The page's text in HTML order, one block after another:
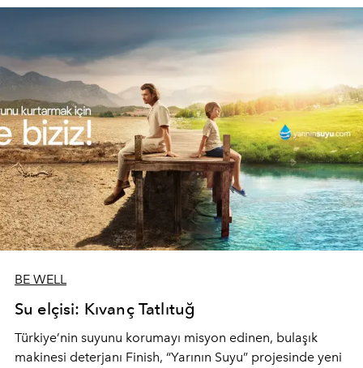
BE WELL
Su elçisi: Kıvanç Tatlıtuğ
Türkiye’nin suyunu korumayı misyon edinen, bulaşık
makinesi deterjanı Finish, “Yarının Suyu” projesinde yeni